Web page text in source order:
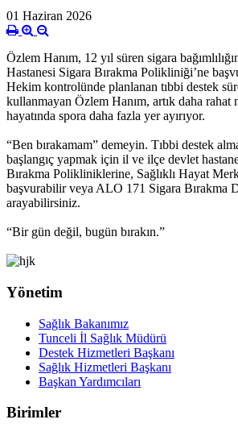
01 Haziran 2026
Özlem Hanım, 12 yıl süren sigara
Hastanesi Sigara Bırakma Polikliniği’ne
Hekim kontrolünde planlanan tıbbi destek
kullanmayan Özlem Hanım, artık daha rahat
hayatında spora daha fazla yer ayırıyor.
“Ben bırakamam” demeyin. Tıbbi destek
başlangıç yapmak için il ve ilçe devlet
Bırakma Polikliniklerine, Sağlıklı Hayat
başvurabilir veya ALO 171 Sigara Bırakma
arayabilirsiniz.
“Bir gün değil, bugün bırakın.”
Yönetim
Sağlık Bakanımız
Tunceli İl Sağlık Müdürü
Destek Hizmetleri Başkanı
Sağlık Hizmetleri Başkanı
Başkan Yardımcıları
Birimler